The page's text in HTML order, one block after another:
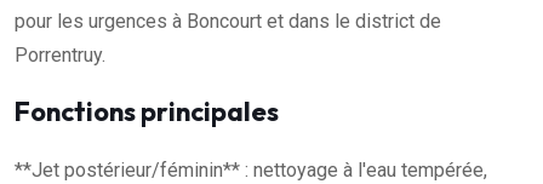
pour les urgences à Boncourt et dans le district de
Porrentruy.
Fonctions principales
**Jet postérieur/féminin** : nettoyage à l'eau tempérée,